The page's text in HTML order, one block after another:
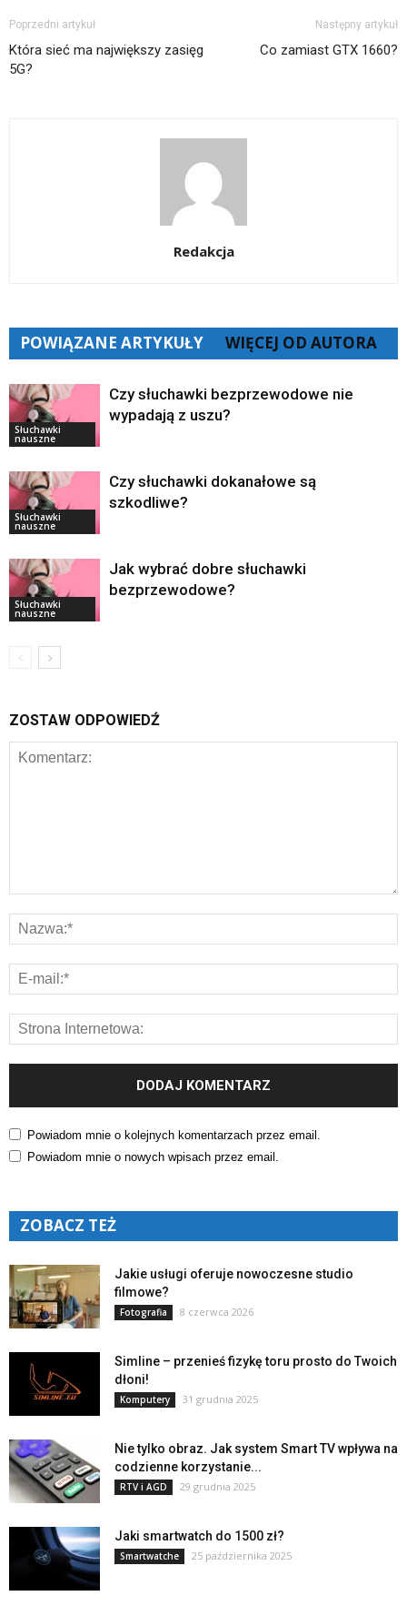
Poprzedni artykuł
Która sieć ma największy zasięg
5G?
Następny artykuł
Co zamiast GTX 1660?
Redakcja
POWIĄZANE ARTYKUŁY WIĘCEJ OD AUTORA
Słuchawki
nauszne
Czy słuchawki bezprzewodowe nie
wypadają z uszu?
Słuchawki
nauszne
Czy słuchawki dokanałowe są
szkodliwe?
Słuchawki
nauszne
Jak wybrać dobre słuchawki
bezprzewodowe?
ZOSTAW ODPOWIEDŹ
Powiadom mnie o kolejnych komentarzach przez email.
Powiadom mnie o nowych wpisach przez email.
ZOBACZ TEŻ
Jakie usługi oferuje nowoczesne studio
filmowe?
Fotografia 8 czerwca 2026
Simline – przenieś fizykę toru prosto do Twoich
dłoni!
Komputery 31 grudnia 2025
Nie tylko obraz. Jak system Smart TV wpływa na
codzienne korzystanie...
RTV i AGD 29 grudnia 2025
Jaki smartwatch do 1500 zł?
Smartwatche 25 października 2025